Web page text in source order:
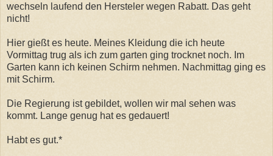
wechseln laufend den Hersteler wegen Rabatt. Das geht
nicht!
Hier gießt es heute. Meines Kleidung die ich heute
Vormittag trug als ich zum garten ging trocknet noch. Im
Garten kann ich keinen Schirm nehmen. Nachmittag ging es
mit Schirm.
Die Regierung ist gebildet, wollen wir mal sehen was
kommt. Lange genug hat es gedauert!
Habt es gut.*